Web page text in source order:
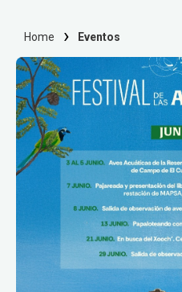
Home Eventos